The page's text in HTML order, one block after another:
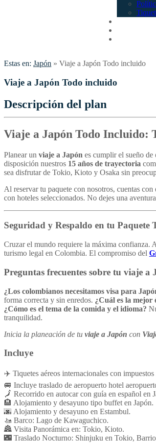
Estas en: Japón » Viaje a Japón Todo incluido
Viaje a Japón Todo incluido
Descripción del plan
Viaje a Japón Todo Incluido:
Planear un viaje a Japón es cumplir el sueño
disposición nuestros 15 años de trayectoria
sea disfrutar de Tokio, Kioto y Osaka sin
Al reservar tu paquete con nosotros, cuentas
con hoteles seleccionados. No dejes una
Seguridad y Respaldo en tu Paquete
Cruzar el mundo requiere la máxima confianza.
turismo legal en Colombia. El compromiso del
Preguntas frecuentes sobre tu viaje a
¿Los colombianos necesitamos visa para
forma correcta y sin enredos. ¿Cuál es la mejor
¿Cómo es el tema de la comida y el idioma?
tranquilidad.
Inicia la planeación de tu viaje a Japón con
Incluye
✈️ Tiquetes aéreos internacionales con
🚐 Incluye traslado de aeropuerto hotel
🗾 Recorrido en autocar con guía en español en
🏨 Alojamiento y desayuno tipo buffet en Japón.
🌆 Alojamiento y desayuno en Estambul.
🚤 Barco: Lago de Kawaguchico.
🏯 Visita Panorámica en: Tokio, Kioto.
🌃 Traslado Nocturno: Shinjuku en Tokio,